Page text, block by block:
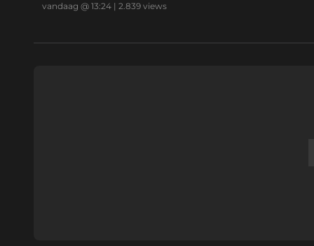
vandaag @ 13:24 | 2.839 views